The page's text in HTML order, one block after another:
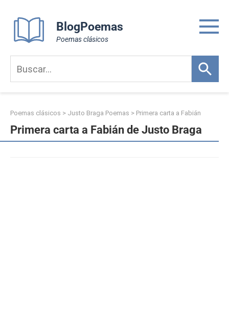
content
BlogPoemas
Poemas clásicos
Poemas clásicos > Justo Braga Poemas > Primera carta a Fabián
Primera carta a Fabián de Justo Braga